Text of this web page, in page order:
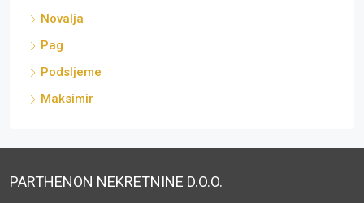
Novalja
Pag
Podsljeme
Maksimir
PARTHENON NEKRETNINE D.O.O.